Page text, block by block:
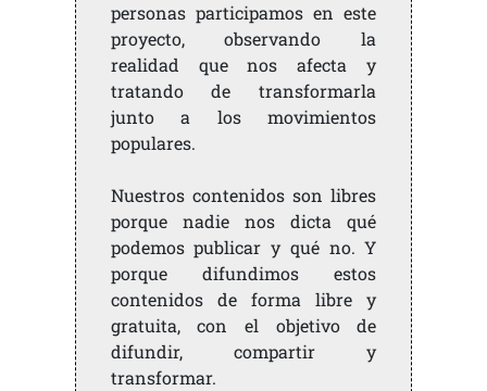
personas participamos en este
proyecto, observando la
realidad que nos afecta y
tratando de transformarla
junto a los movimientos
populares.
Nuestros contenidos son libres
porque nadie nos dicta qué
podemos publicar y qué no. Y
porque difundimos estos
contenidos de forma libre y
gratuita, con el objetivo de
difundir, compartir y
transformar.